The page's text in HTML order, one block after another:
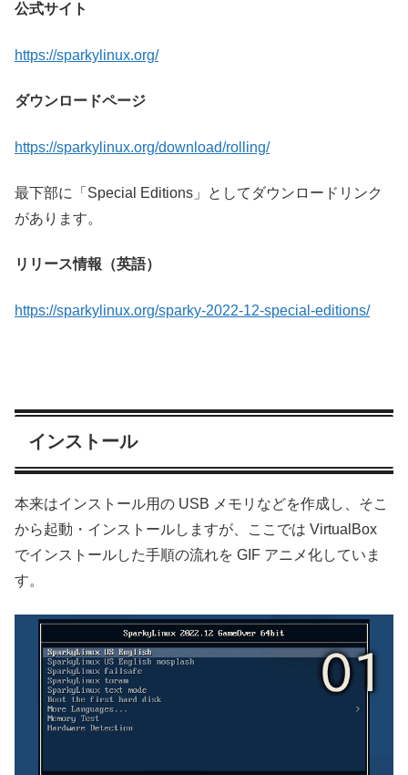
公式サイト
https://sparkylinux.org/
ダウンロードページ
https://sparkylinux.org/download/rolling/
最下部に「Special Editions」としてダウンロードリンク
があります。
リリース情報（英語）
https://sparkylinux.org/sparky-2022-12-special-editions/
インストール
本来はインストール用の USB メモリなどを作成し、そこ
から起動・インストールしますが、ここでは VirtualBox
でインストールした手順の流れを GIF アニメ化していま
す。